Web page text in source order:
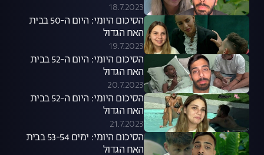
18.7.2023
הסיכום היומי: היום ה-50 בבית
האח הגדול
19.7.2023
הסיכום היומי: היום ה-52 בבית
האח הגדול
20.7.2023
הסיכום היומי: היום ה-52 בבית
האח הגדול
21.7.2023
הסיכום היומי: ימים 53-54 בבית
האח הגדול